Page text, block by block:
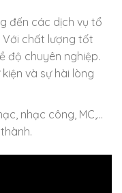
đến các dịch vụ tổ
Với chất lượng tốt
độ chuyên nghiệp.
và sự hài lòng
nhạc công, MC,…